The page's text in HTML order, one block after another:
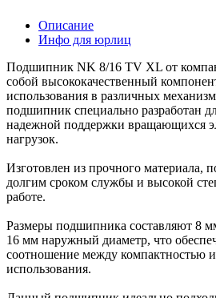
Описание
Инфо для юрлиц
Подшипник NK 8/16 TV XL от
собой высококачественный
использования в различных
подшипник специально разработан
надежной поддержки вращающихся
нагрузок.
Изготовлен из прочного материала,
долгим сроком службы и высокой
работе.
Размеры подшипника составляют 8
16 мм наружный диаметр, что
соотношение между компактностью
использования.